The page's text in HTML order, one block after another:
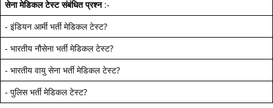
सेना मेडिकल टेस्ट संबंधित प्रश्न:-
- इंडियन आर्मी भर्ती मेडिकल टेस्ट?
- भारतीय नौसेना भर्ती मेडिकल टेस्ट?
- भारतीय वायु सेना भर्ती मेडिकल टेस्ट?
- पुलिस भर्ती मेडिकल टेस्ट?